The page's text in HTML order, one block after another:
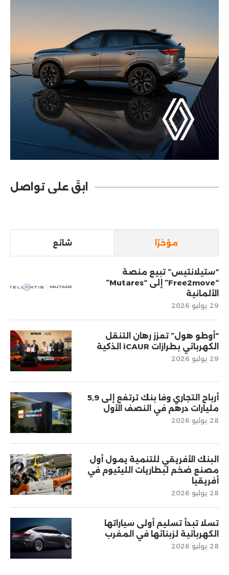
ابقَ على تواصل
مؤخرًا شائع
“ستيلانتيس” تبيع منصة
“Free2move” إلى “Mutares”
الألمانية
29 يوليو 2026
“أوطو هول” تعزز رهان التنقل
الكهربائي بطرازات iCAUR الذكية
29 يوليو 2026
أرباح التجاري وفا بنك ترتفع إلى 5,9
مليارات درهم في النصف الأول
28 يوليو 2026
البنك الأفريقي للتنمية يمول أول
مصنع ضخم لبطاريات الليثيوم في
أفريقيا
28 يوليو 2026
تسلا تبدأ تسليم أولى سياراتها
الكهربائية لزبنائها في المغرب
28 يوليو 2026